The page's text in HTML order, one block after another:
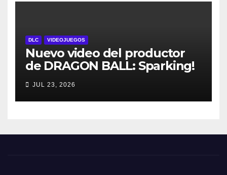
DLC VIDEOJUEGOS
Nuevo video del productor
de DRAGON BALL: Sparking!
Breaking NEO DLC
JUL 23, 2026